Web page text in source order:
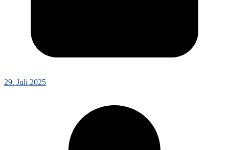
29. Juli 2025